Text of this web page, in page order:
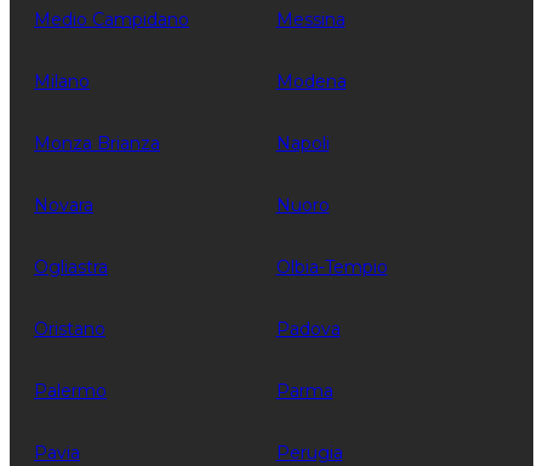
Medio Campidano Messina
Milano Modena
Monza Brianza Napoli
Novara Nuoro
Ogliastra Olbia-Tempio
Oristano Padova
Palermo Parma
Pavia Perugia